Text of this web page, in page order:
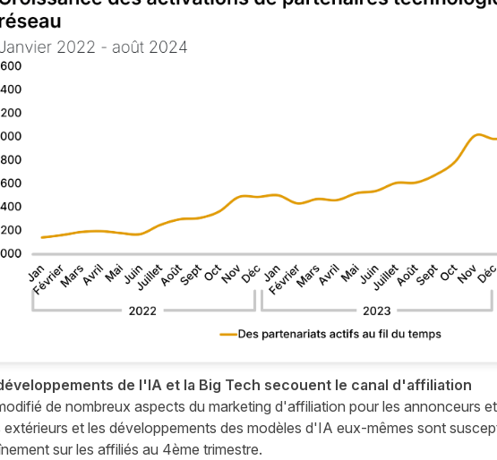
de l'IA et la Big Tech secouent le canal d'affiliation
de nombreux aspects du marketing d'affiliation pour les annonceurs
extérieurs et les développements des modèles d'IA eux-mêmes sont
sur les affiliés au 4ème trimestre.